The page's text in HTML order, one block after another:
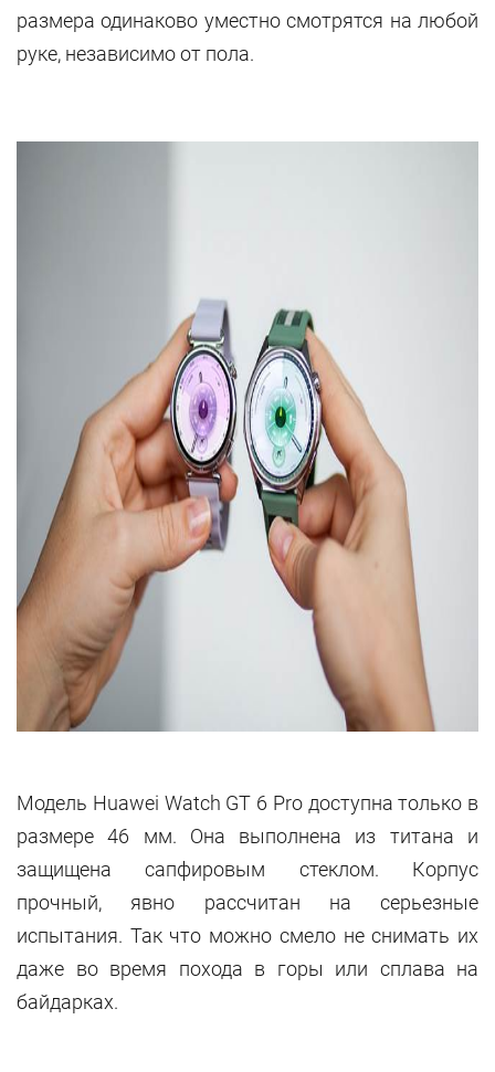
размера одинаково уместно смотрятся на любой
руке, независимо от пола.
Модель Huawei Watch GT 6 Pro доступна только в
размере 46 мм. Она выполнена из титана и
защищена сапфировым стеклом. Корпус
прочный, явно рассчитан на серьезные
испытания. Так что можно смело не снимать их
даже во время похода в горы или сплава на
байдарках.